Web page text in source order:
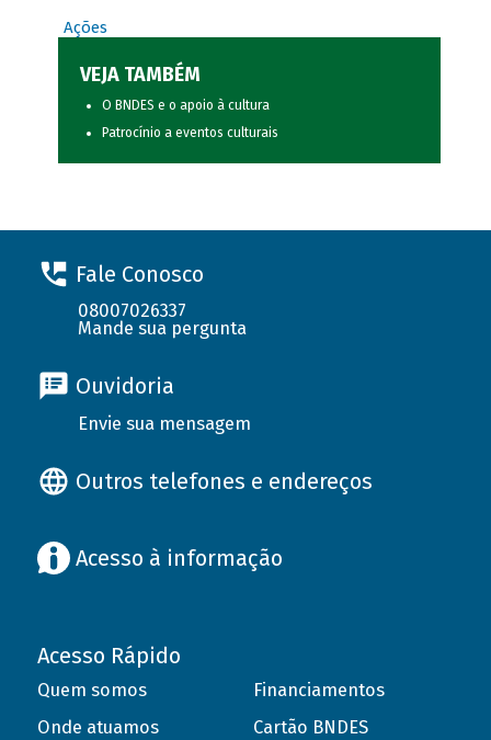
Ações
VEJA TAMBÉM
O BNDES e o apoio à cultura
Patrocínio a eventos culturais
Fale Conosco
08007026337
Mande sua pergunta
Ouvidoria
Envie sua mensagem
Outros telefones e endereços
Acesso à informação
Acesso Rápido
Quem somos
Onde atuamos
Financiamentos
Cartão BNDES